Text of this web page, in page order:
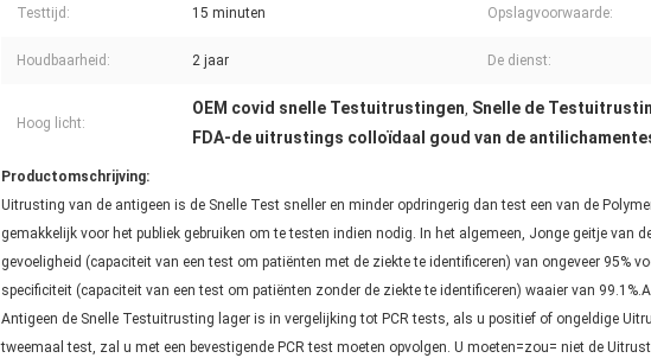
Testtijd: 15 minuten Opslagvoorwaarde:
Houdbaarheid: 2 jaar De dienst:
Hoog licht:
OEM covid snelle Testuitrustingen, Snelle de
FDA-de uitrustings colloïdaal goud van de
Productomschrijving:
Uitrusting van de antigeen is de Snelle Test sneller en minder opdringerig dan test een van de
gemakkelijk voor het publiek gebruiken om te testen indien nodig. In het algemeen, Jonge geitje van
gevoeligheid (capaciteit van een test om patiënten met de ziekte te identificeren) van ongeveer 95%
specificiteit (capaciteit van een test om patiënten zonder de ziekte te identificeren) waaier van
Antigeen de Snelle Testuitrusting lager is in vergelijking tot PCR tests, als u positief of ongeldige
tweemaal test, zal u met een bevestigende PCR test moeten opvolgen. U moeten=zou= niet de